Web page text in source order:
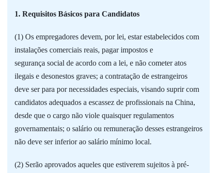
1. Requisitos Básicos para Candidatos
(1) Os empregadores devem, por lei, estar estabelecidos com
instalações comerciais reais, pagar impostos e
segurança social de acordo com a lei, e não cometer atos
ilegais e desonestos graves; a contratação de estrangeiros
deve ser para por necessidades especiais, visando suprir com
candidatos adequados a escassez de profissionais na China,
desde que o cargo não viole quaisquer regulamentos
governamentais; o salário ou remuneração desses estrangeiros
não deve ser inferior ao salário mínimo local.
(2) Serão aprovados aqueles que estiverem sujeitos à pré-